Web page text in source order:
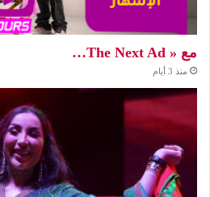
مع « The Next Ad…
منذ 3 أيام